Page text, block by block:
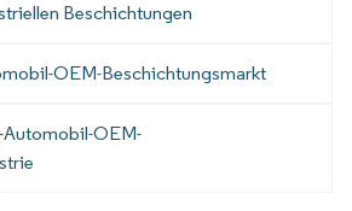
Beschichtungen
OEM-Beschichtungsmarkt
Automobil-OEM-